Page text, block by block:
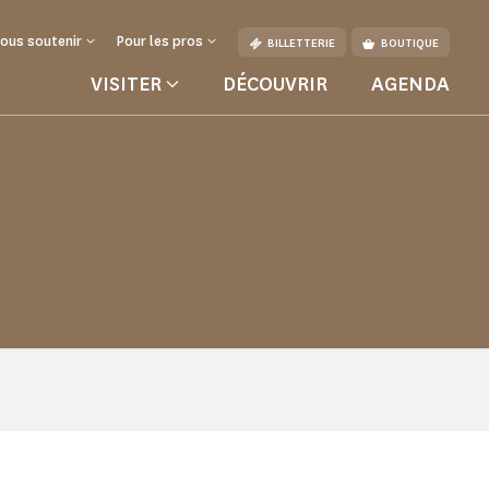
soutenir Pour les pros BILLETTERIE BOUTIQUE
VISITER DÉCOUVRIR AGENDA